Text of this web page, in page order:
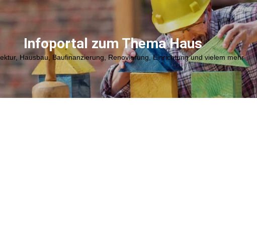
Infoportal zum Thema Haus
Hausbau, Baufinanzierung, Renovierung, Einrichtung und vielem mehr